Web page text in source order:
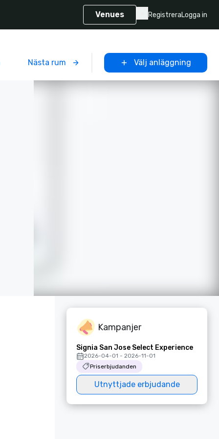
Venues RegistreraLogga in
Nästa rum Välj anläggning
Kampanjer
Signia San Jose Select Experience
2026-04-01 - 2026-11-01
Priserbjudanden
Utnyttjade erbjudande